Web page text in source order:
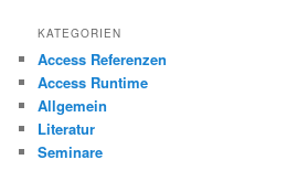
KATEGORIEN
Access Referenzen
Access Runtime
Allgemein
Literatur
Seminare